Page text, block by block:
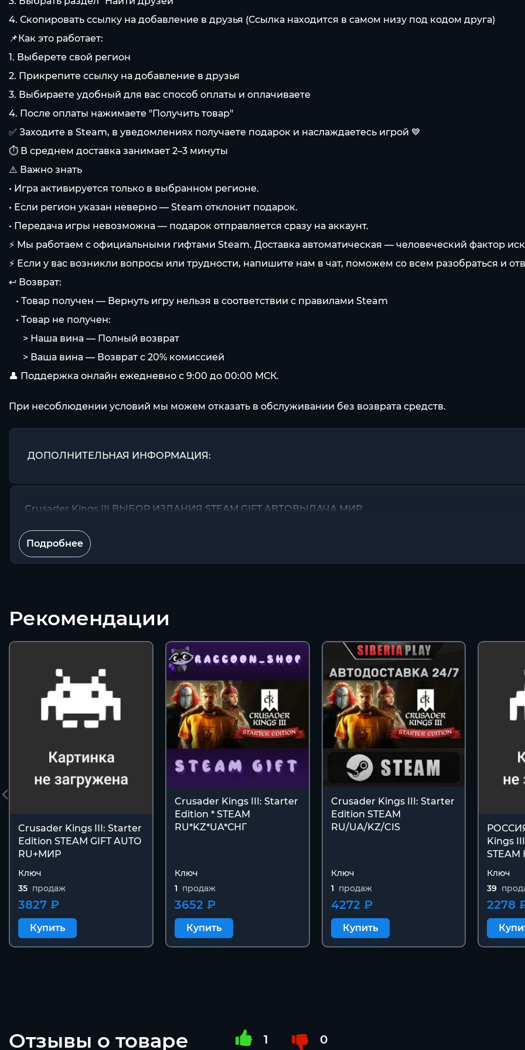
4. Скопировать ссылку на добавление в друзья (Ссылка находится в самом низу под кодом друга)
📌Как это работает:
1. Выберете свой регион
2. Прикрепите ссылку на добавление в друзья
3. Выбираете удобный для вас способ оплаты и оплачиваете
4. После оплаты нажимаете "Получить товар"
✅ Заходите в Steam, в уведомлениях получаете подарок и наслаждаетесь игрой 💙
⏱️ В среднем доставка занимает 2–3 минуты
⚠️ Важно знать
• Игра активируется только в выбранном регионе.
• Если регион указан неверно — Steam отклонит подарок.
• Передача игры невозможна — подарок отправляется сразу на аккаунт.
⚡️ Мы работаем с официальными гифтами Steam. Доставка автоматическая — человеческий фактор
⚡️ Если у вас возникли вопросы или трудности, напишите нам в чат, поможем со всем разобраться и
↩️ Возврат:
⠀• Товар получен — Вернуть игру нельзя в соответствии с правилами Steam
⠀• Товар не получен:
⠀⠀> Наша вина — Полный возврат
⠀⠀> Ваша вина — Возврат с 20% комиссией
👤 Поддержка онлайн ежедневно с 9:00 до 00:00 МСК.
При несоблюдении условий мы можем отказать в обслуживании без возврата средств.
ДОПОЛНИТЕЛЬНАЯ ИНФОРМАЦИЯ:
Crusader Kings III ВЫБОР ИЗДАНИЯ STEAM GIFT АВТОВЫДАЧА МИР
Подробнее
Рекомендации
Crusader Kings III: Starter
Edition STEAM GIFT AUTO
RU+МИР
Ключ
35 продаж
3827 ₽
Купить
Crusader Kings III: Starter
Edition * STEAM
RU*KZ*UA*СНГ
Ключ
1 продаж
3652 ₽
Купить
Crusader Kings III: Starter
Edition STEAM
RU/UA/KZ/CIS
Ключ
1 продаж
4272 ₽
Купить
Kings
Ключ
39
2278
Отзывы о товаре 1 0